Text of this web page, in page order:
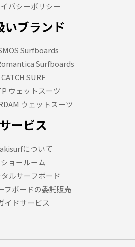
バシーポリシー
いブランド
Surfboards
Surfboards
CATCH SURF
ウェットスーツ
ウェットスーツ
サービス
について
ショールーム
タルサーフボード
フボードの委託販売
イドサービス